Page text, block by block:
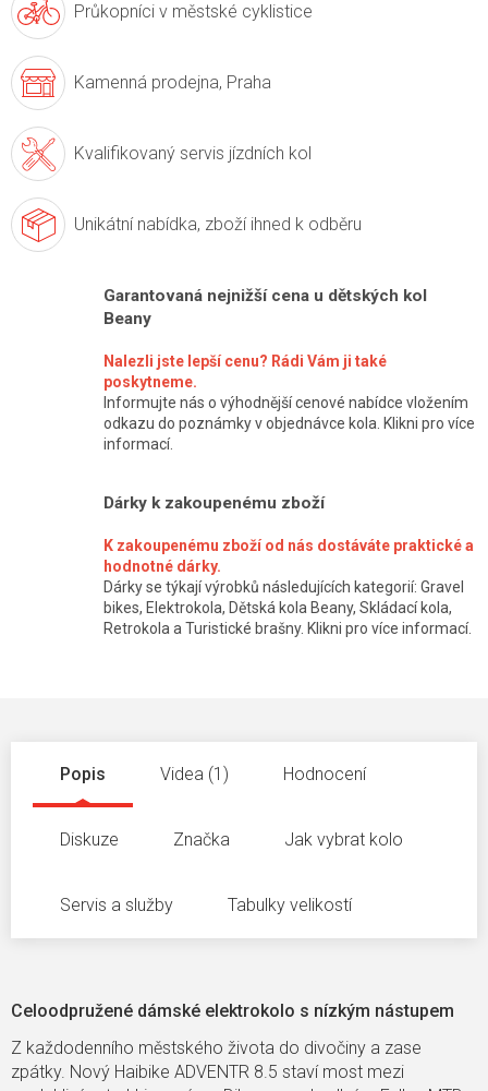
Průkopníci v městské cyklistice
Kamenná prodejna, Praha
Kvalifikovaný servis jízdních kol
Unikátní nabídka, zboží ihned k odběru
Garantovaná nejnižší cena u dětských kol
Beany
Nalezli jste lepší cenu? Rádi Vám ji také
poskytneme.
Informujte nás o výhodnější cenové nabídce vložením
odkazu do poznámky v objednávce kola. Klikni pro více
informací.
Dárky k zakoupenému zboží
K zakoupenému zboží od nás dostáváte praktické a
hodnotné dárky.
Dárky se týkají výrobků následujících kategorií: Gravel
bikes, Elektrokola, Dětská kola Beany, Skládací kola,
Retrokola a Turistické brašny. Klikni pro více informací.
Popis Videa (1) Hodnocení
Diskuze Značka Jak vybrat kolo
Servis a služby Tabulky velikostí
Celoodpružené dámské elektrokolo s nízkým nástupem
Z každodenního městského života do divočiny a zase
zpátky. Nový Haibike ADVENTR 8.5 staví most mezi